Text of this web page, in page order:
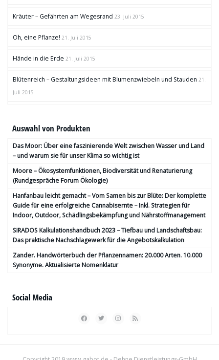
Kräuter – Gefährten am Wegesrand 23. Juli 2015
Oh, eine Pflanze! 21. Juli 2015
Hände in die Erde 21. Juli 2015
Blütenreich – Gestaltungsideen mit Blumenzwiebeln und Stauden 21.
Juli 2015
Auswahl von Produkten
Das Moor: Über eine faszinierende Welt zwischen Wasser und Land
– und warum sie für unser Klima so wichtig ist
Moore – Ökosystemfunktionen, Bio­diversität und Renaturierung
(Rundgespräche Forum Ökologie)
Hanfanbau leicht gemacht – Vom Samen bis zur Blüte: Der komplette
Guide für eine erfolgreiche Cannabisernte – Inkl. Strategien für
Indoor, Outdoor, Schädlingsbekämpfung und Nährstoffmanagement
SIRADOS Kalkulationshandbuch 2023 – Tiefbau und Landschaftsbau:
Das praktische Nachschlagewerk für die Angebotskalkulation
Zander. Handwörterbuch der Pflanzennamen: 20.000 Arten. 10.000
Synonyme. Aktualisierte Nomenklatur
Social Media